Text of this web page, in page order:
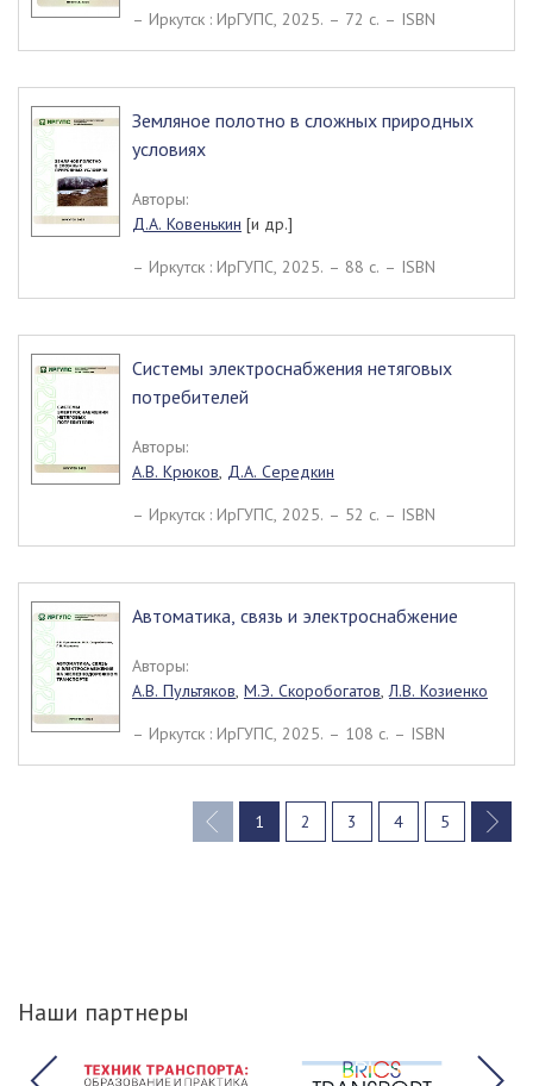
– Иркутск : ИрГУПС, 2025. – 72 c. – ISBN
Земляное полотно в сложных природных
условиях
Авторы:
Д.А. Ковенькин [и др.]
– Иркутск : ИрГУПС, 2025. – 88 c. – ISBN
Системы электроснабжения нетяговых
потребителей
Авторы:
А.В. Крюков, Д.А. Середкин
– Иркутск : ИрГУПС, 2025. – 52 c. – ISBN
Автоматика, связь и электроснабжение
Авторы:
А.В. Пультяков, М.Э. Скоробогатов,Л.В. Козиенко
– Иркутск : ИрГУПС, 2025. – 108 c. – ISBN
1(current)
2 3 4 5
Наши партнеры